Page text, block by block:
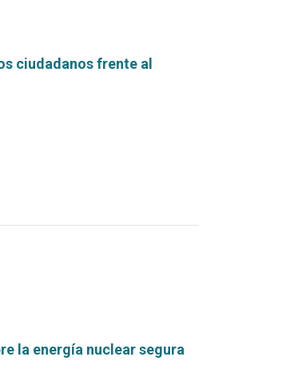
ciudadanos frente al
la energía nuclear segura